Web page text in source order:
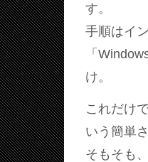
す。
手順はイ
「
け。
これだけ
いう簡単さ
そもそも